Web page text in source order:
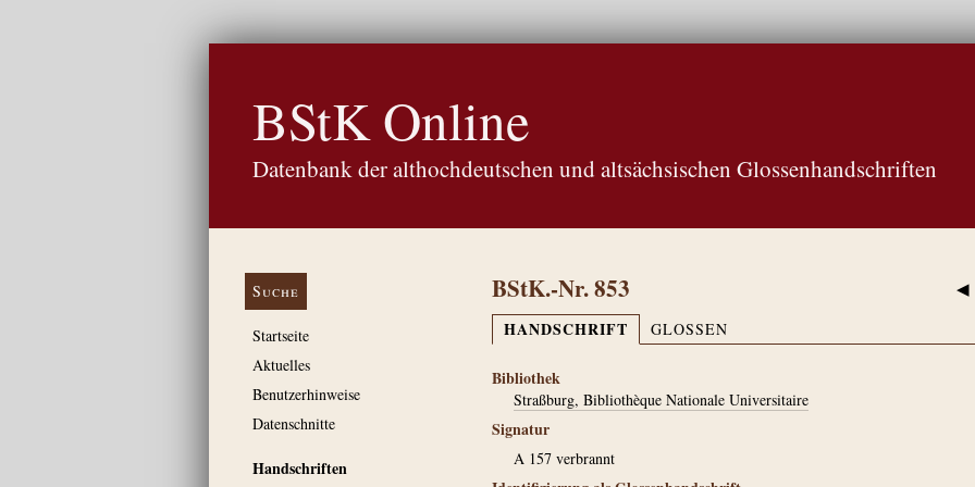
BStK Online
Datenbank der althochdeutschen und altsächsischen Glossenhandschriften
Suche
Startseite
Aktuelles
Benutzerhinweise
Datenschnitte
Handschriften
◀
BStK.-Nr. 853
HANDSCHRIFT GLOSSEN
Bibliothek
Straßburg, Bibliothèque Nationale Universitaire
Signatur
A 157 verbrannt